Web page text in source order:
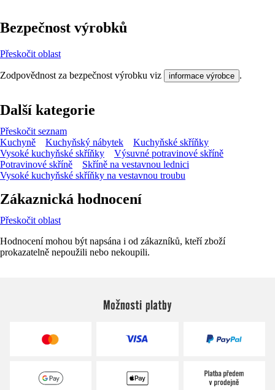
Bezpečnost výrobků
Přeskočit oblast
Zodpovědnost za bezpečnost výrobku viz informace výrobce .
Další kategorie
Přeskočit seznam
Kuchyně
Kuchyňský nábytek
Kuchyňské skříňky
Vysoké kuchyňské skříňky
Výsuvné potravinové skříně
Potravinové skříně
Skříně na vestavnou lednici
Vysoké kuchyňské skříňky na vestavnou troubu
Zákaznická hodnocení
Přeskočit oblast
Hodnocení mohou být napsána i od zákazníků, kteří zboží
prokazatelně nepoužili nebo nekoupili.
Možnosti platby